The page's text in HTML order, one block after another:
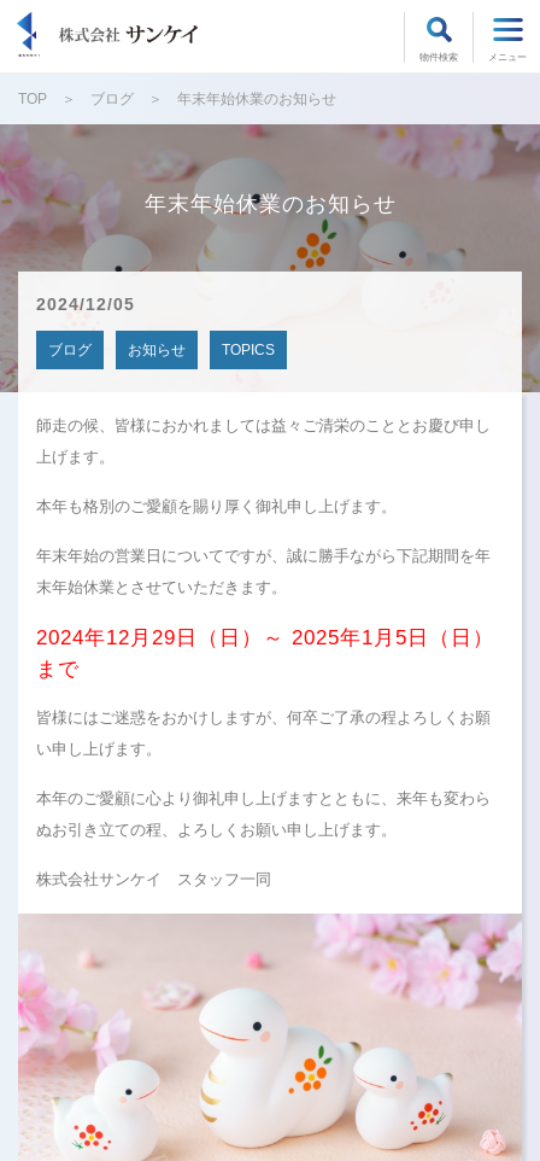
メニュー
物件検索
TOP ブログ 年末年始休業のお知らせ
年末年始休業のお知らせ
2024/12/05
ブログ お知らせ TOPICS
師走の候、皆様におかれましては益々ご清栄のこととお慶び申し
上げます。
本年も格別のご愛顧を賜り厚く御礼申し上げます。
年末年始の営業日についてですが、誠に勝手ながら下記期間を年
末年始休業とさせていただきます。
2024年12月29日（日）～ 2025年1月5日（日）
まで
皆様にはご迷惑をおかけしますが、何卒ご了承の程よろしくお願
い申し上げます。
本年のご愛顧に心より御礼申し上げますとともに、来年も変わら
ぬお引き立ての程、よろしくお願い申し上げます。
株式会社サンケイ スタッフ一同